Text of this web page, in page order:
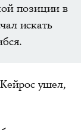
позиции в
искать
ушел,